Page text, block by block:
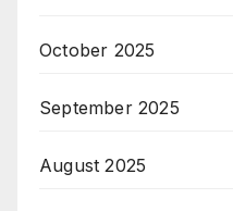
October 2025
September 2025
August 2025